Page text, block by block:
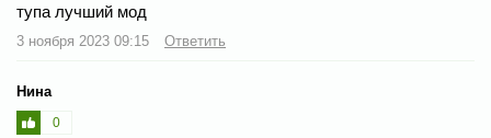
тупа лучший мод
3 ноября 2023 09:15 Ответить
Нина
0